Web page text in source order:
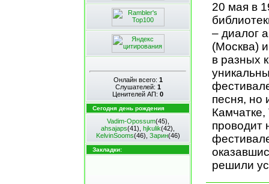
Онлайн всего: 1
Слушателей: 1
Ценителей АП: 0
Сегодня день рождения
Vadim-Opossum(45)
ahsajaps(41) hjkulik(42)
KelvinSooms(46) Зарин(46)
Закладки:
20 мая в
– диалог
(Москва)
в разных
песня, но
проводит
решили